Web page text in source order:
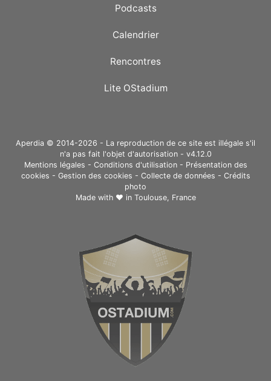
Podcasts
Calendrier
Rencontres
Lite OStadium
Aperdia © 2014-2026 - La reproduction de ce site est illégale s'il
n'a pas fait l'objet d'autorisation - v4.12.0
Mentions légales - Conditions d'utilisation- Présentation des
cookies - Gestion des cookies - Collecte de données - Crédits
photo
Made with ❤ in Toulouse, France